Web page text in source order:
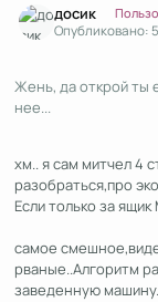
досик
Опубликовано:
Жень, да открой ты
нее...
хм.. я сам митчел 4
разобраться,про
Если только за
самое
рваные..Алгоритм
заведенную